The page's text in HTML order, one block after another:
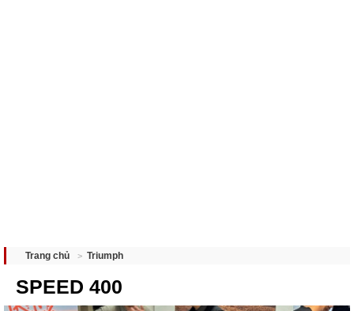
Trang chủ Triumph
SPEED 400